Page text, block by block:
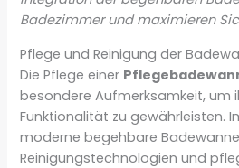
Badezimmer und maximieren
Pflege und Reinigung der
Die Pflege einer
besondere Aufmerksamkeit, um
Funktionalität zu gewährleisten.
moderne begehbare
Reinigungstechnologien und